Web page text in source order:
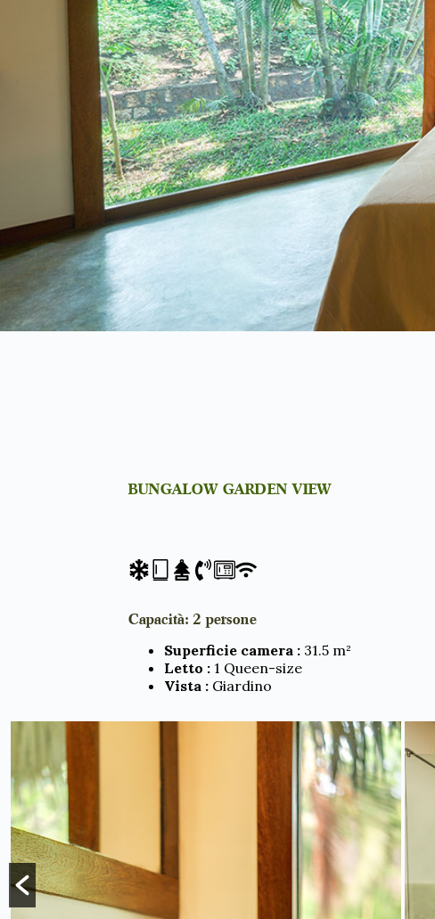
BUNGALOW GARDEN VIEW
Capacità: 2 persone
Superficie camera : 31.5 m²
Letto : 1 Queen-size
Vista : Giardino